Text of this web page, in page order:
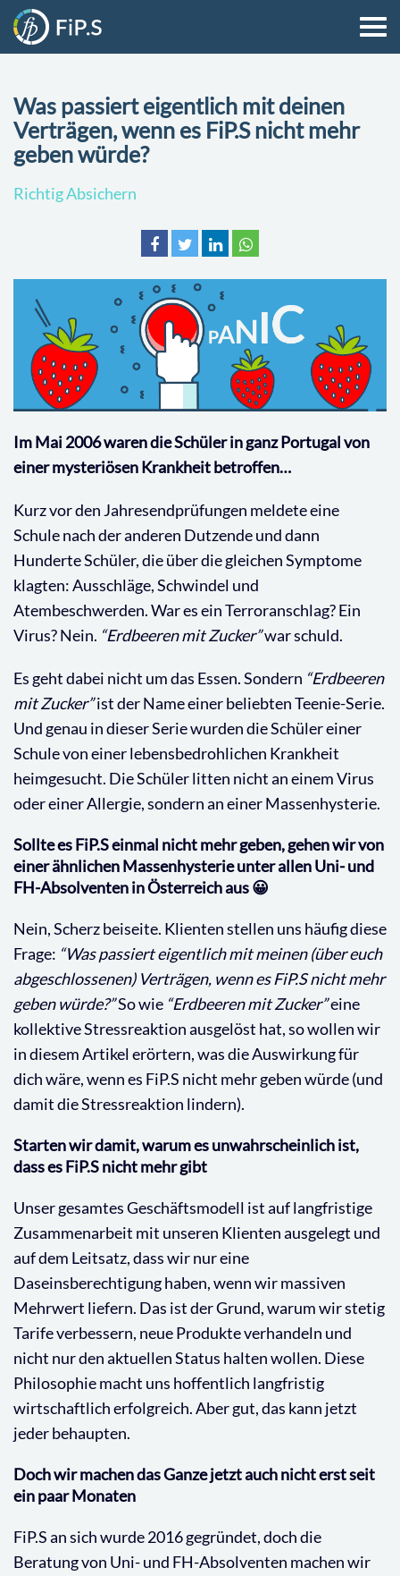
Was passiert eigentlich mit deinen
Verträgen, wenn es FiP.S nicht mehr
geben würde?
Richtig Absichern
Im Mai 2006 waren die Schüler in ganz Portugal von
einer mysteriösen Krankheit betroffen…
Kurz vor den Jahresendprüfungen meldete eine
Schule nach der anderen Dutzende und dann
Hunderte Schüler, die über die gleichen Symptome
klagten: Ausschläge, Schwindel und
Atembeschwerden. War es ein Terroranschlag? Ein
Virus? Nein. “Erdbeeren mit Zucker”war schuld.
Es geht dabei nicht um das Essen. Sondern “Erdbeeren
mit Zucker”ist der Name einer beliebten Teenie-Serie.
Und genau in dieser Serie wurden die Schüler einer
Schule von einer lebensbedrohlichen Krankheit
heimgesucht. Die Schüler litten nicht an einem Virus
oder einer Allergie, sondern an einer Massenhysterie.
Sollte es FiP.S einmal nicht mehr geben, gehen wir von
einer ähnlichen Massenhysterie unter allen Uni- und
FH-Absolventen in Österreich aus 😀
Nein, Scherz beiseite. Klienten stellen uns häufig diese
Frage: “Was passiert eigentlich mit meinen (über euch
abgeschlossenen) Verträgen, wenn es FiP.S nicht mehr
geben würde?”So wie “Erdbeeren mit Zucker”eine
kollektive Stressreaktion ausgelöst hat, so wollen wir
in diesem Artikel erörtern, was die Auswirkung für
dich wäre, wenn es FiP.S nicht mehr geben würde (und
damit die Stressreaktion lindern).
Starten wir damit, warum es unwahrscheinlich ist,
dass es FiP.S nicht mehr gibt
Unser gesamtes Geschäftsmodell ist auf langfristige
Zusammenarbeit mit unseren Klienten ausgelegt und
auf dem Leitsatz, dass wir nur eine
Daseinsberechtigung haben, wenn wir massiven
Mehrwert liefern. Das ist der Grund, warum wir stetig
Tarife verbessern, neue Produkte verhandeln und
nicht nur den aktuellen Status halten wollen. Diese
Philosophie macht uns hoffentlich langfristig
wirtschaftlich erfolgreich. Aber gut, das kann jetzt
jeder behaupten.
Doch wir machen das Ganze jetzt auch nicht erst seit
ein paar Monaten
FiP.S an sich wurde 2016 gegründet, doch die
Beratung von Uni- und FH-Absolventen machen wir